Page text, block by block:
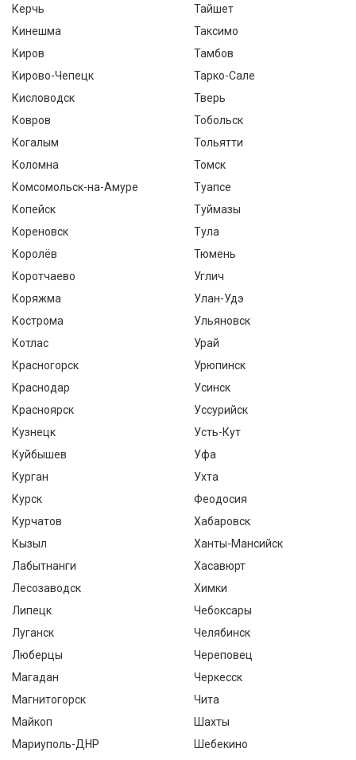
Керчь
Кинешма
Киров
Кирово-Чепецк
Кисловодск
Ковров
Когалым
Коломна
Комсомольск-на-Амуре
Копейск
Кореновск
Королёв
Коротчаево
Коряжма
Кострома
Котлас
Красногорск
Краснодар
Красноярск
Кузнецк
Куйбышев
Курган
Курск
Курчатов
Кызыл
Лабытнанги
Лесозаводск
Липецк
Луганск
Люберцы
Магадан
Магнитогорск
Майкоп
Мариуполь-ДНР
Тайшет
Таксимо
Тамбов
Тарко-Сале
Тверь
Тобольск
Тольятти
Томск
Туапсе
Туймазы
Тула
Тюмень
Углич
Улан-Удэ
Ульяновск
Урай
Урюпинск
Усинск
Уссурийск
Усть-Кут
Уфа
Ухта
Феодосия
Хабаровск
Ханты-Мансийск
Хасавюрт
Химки
Чебоксары
Челябинск
Череповец
Черкесск
Чита
Шахты
Шебекино